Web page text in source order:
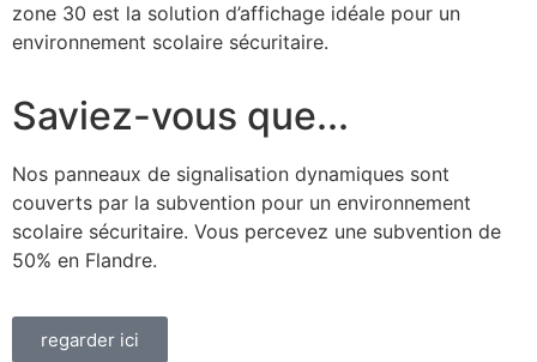
zone 30 est la solution d’affichage idéale pour un
environnement scolaire sécuritaire.
Saviez-vous que...
Nos panneaux de signalisation dynamiques sont
couverts par la subvention pour un environnement
scolaire sécuritaire. Vous percevez une subvention de
50% en Flandre.
regarder ici